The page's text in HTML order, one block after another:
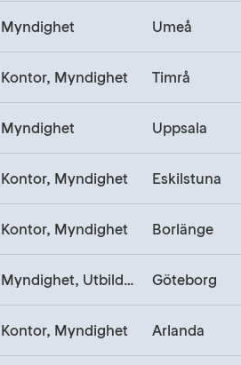
Myndighet Umeå
Kontor, Myndighet Timrå
Myndighet Uppsala
Kontor, Myndighet Eskilstuna
Kontor, Myndighet Borlänge
Myndighet, Utbildning Göteborg
Kontor, Myndighet Arlanda